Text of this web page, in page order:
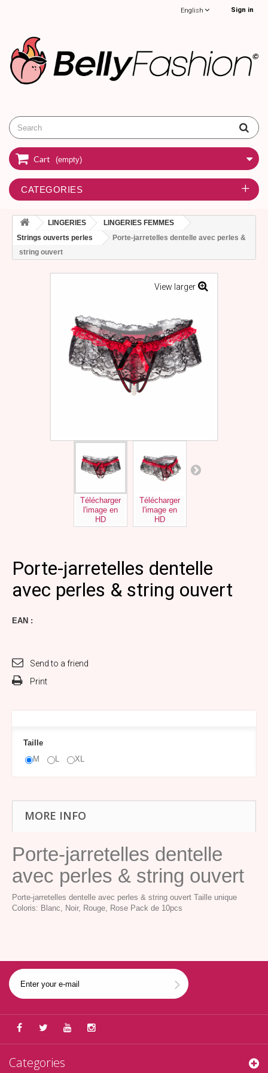
Sign in
English
Cart (empty)
CATEGORIES
LINGERIES
LINGERIES FEMMES
Strings ouverts perles
Porte-jarretelles dentelle avec perles &
string ouvert
View larger
Télécharger
l'image en
HD
Télécharger
l'image en
HD
Porte-jarretelles dentelle
avec perles & string ouvert
EAN :
Send to a friend
Print
Taille
M
L XL
MORE INFO
Porte-jarretelles dentelle
avec perles & string ouvert
Porte-jarretelles dentelle avec perles & string ouvert Taille unique
Coloris: Blanc, Noir, Rouge, Rose Pack de 10pcs
Categories